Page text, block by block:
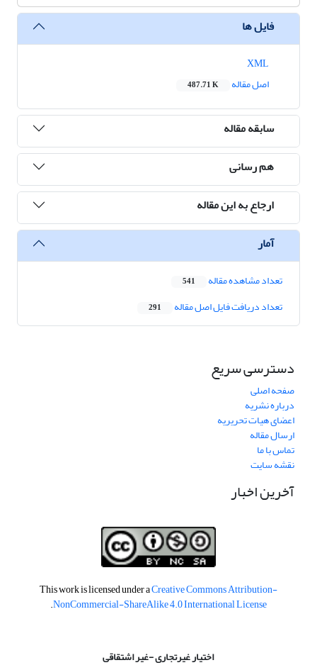
فایل ها
اصل مقاله
487.71 K
سابقه مقاله
هم رسانی
ارجاع به این مقاله
آمار
تعداد مشاهده مقاله 541
تعداد دریافت فایل اصل مقاله 291
دسترسی سریع
صفحه اصلی
درباره نشریه
اعضای هیات تحریریه
ارسال مقاله
تماس با ما
نقشه سایت
آخرین اخبار
This work is licensed under aCreative Commons Attribution-
NonCommercial-ShareAlike 4.0 International License
.
اختیار غیرتجاری -غیر اشتقاقی